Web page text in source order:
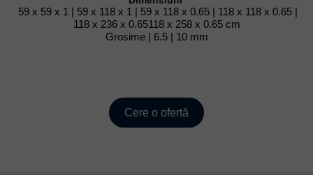
59 x 59 x 1 | 59 x 118 x 1 | 59 x 118 x 0.65 | 118 x 118 x 0.65 |
118 x 236 x 0.65118 x 258 x 0.65cm
Grosime | 6.5 | 10 mm
Cere o ofertă